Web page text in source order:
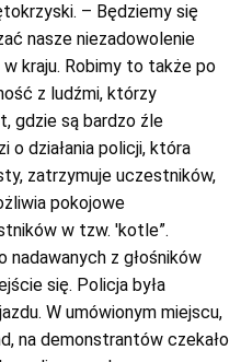
– Będziemy się
nasze niezadowolenie
kraju. Robimy to także po
z ludźmi, którzy
gdzie są bardzo źle
o działania policji, która
zatrzymuje uczestników,
pokojowe
w tzw. 'kotle”.
nadawanych z głośników
się. Policja była
W umówionym miejscu,
na demonstrantów czekało